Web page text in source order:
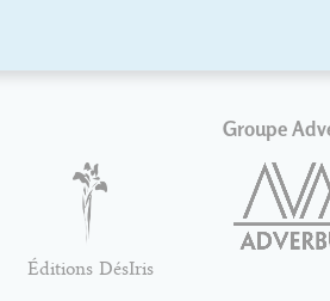
Éditions DésIris
Groupe